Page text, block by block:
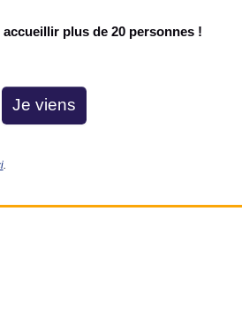
plus de 20 personnes !
Je viens
.